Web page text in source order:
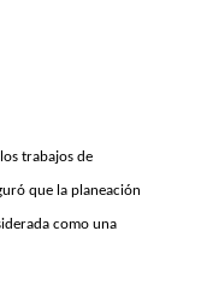
trabajos de
que la planeación
como una